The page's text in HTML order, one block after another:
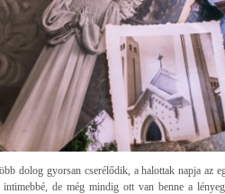
dolog gyorsan cserélődik, a halottak napja az
intimebbé, de még mindig ott van benne a